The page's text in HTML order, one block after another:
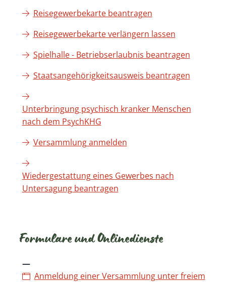
Reisegewerbekarte beantragen
Reisegewerbekarte verlängern lassen
Spielhalle - Betriebserlaubnis beantragen
Staatsangehörigkeitsausweis beantragen
Unterbringung psychisch kranker Menschen
nach dem PsychKHG
Versammlung anmelden
Wiedergestattung eines Gewerbes nach
Untersagung beantragen
Formulare und Onlinedienste
Anmeldung einer Versammlung unter freiem